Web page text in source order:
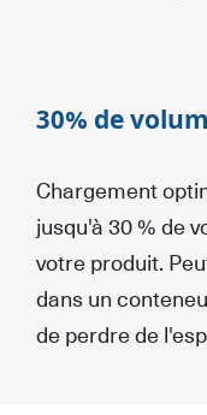
30% de
Chargement
jusqu'à 30 % de
votre produit.
dans un
de perdre de